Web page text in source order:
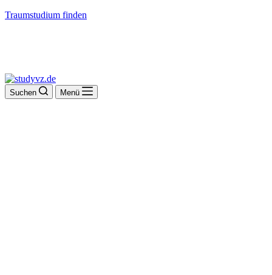
Traumstudium finden
Suchen Menü